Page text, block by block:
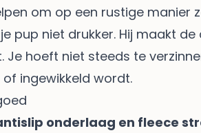
om op een rustige manier
pup niet drukker. Hij maakt
hoeft niet steeds te
ingewikkeld wordt.
onderlaag en fleece